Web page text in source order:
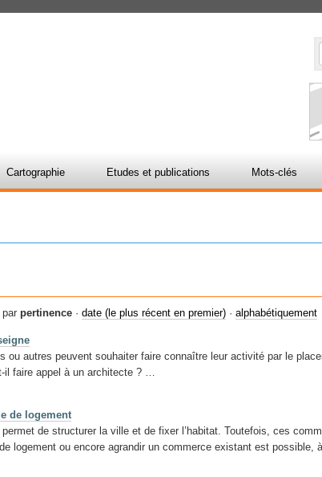
Cartographie Etudes et publications Mots-clés
par pertinence · date (le plus récent en premier) · alphabétiquement
autres peuvent souhaiter faire connaître leur activité par le
il faire appel à un architecte ? …
de logement
de structurer la ville et de fixer l’habitat. Toutefois, ces
logement ou encore agrandir un commerce existant est possible,